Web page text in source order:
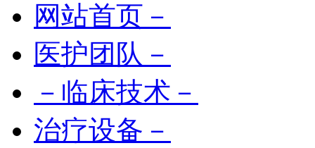
网站首页－
医护团队－
－临床技术－
治疗设备－